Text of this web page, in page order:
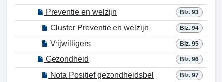
Blz. 93
Preventie en welzijn
Blz. 94
Cluster Preventie en welzijn
Blz. 95
Vrijwilligers
Blz. 96
Gezondheid
Blz. 97
Nota Positief gezondheidsbel